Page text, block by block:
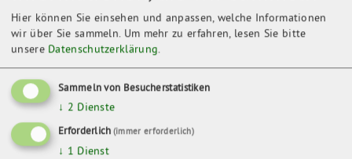
Naturschutz Thüringen – die Naturstiftung David half mit einer
finanziellen Unterstützung in Höhe von 2.000 Euro dem NABU den
notwendigen Eigenanteil aufzubringen. Im Dezember 2004 wurde die
Sohlgleite mit einem kleinen Fest eingeweiht.
Kontakt
NABU Ilmkreis
Im kleinen Felde 63
99338 Plaue
Hier können Sie einsehen und anpassen, welche Informationen
wir über Sie sammeln. Um mehr zu erfahren, lesen Sie bitte
unsere Datenschutzerklärung.
Sammeln von Besucherstatistiken
↓ 2 Dienste
Erforderlich (immer erforderlich)
↓ 1 Dienst